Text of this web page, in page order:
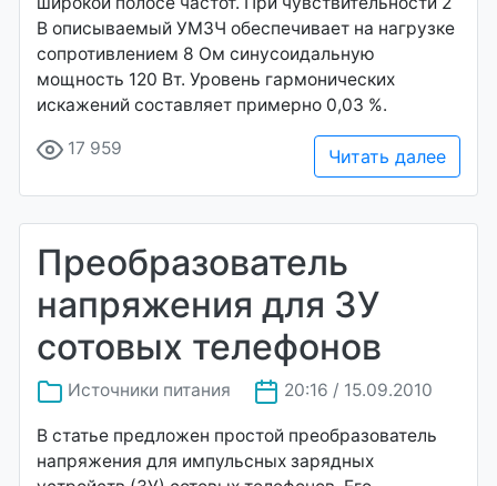
В описываемый УМЗЧ обеспечивает на нагрузке
сопротивлением 8 Ом синусоидальную
мощность 120 Вт. Уровень гармонических
искажений составляет примерно 0,03 %.
17 959 Читать далее
Преобразователь
напряжения для ЗУ
сотовых телефонов
Источники питания 20:16 / 15.09.2010
В статье предложен простой преобразователь
напряжения для импульсных зарядных